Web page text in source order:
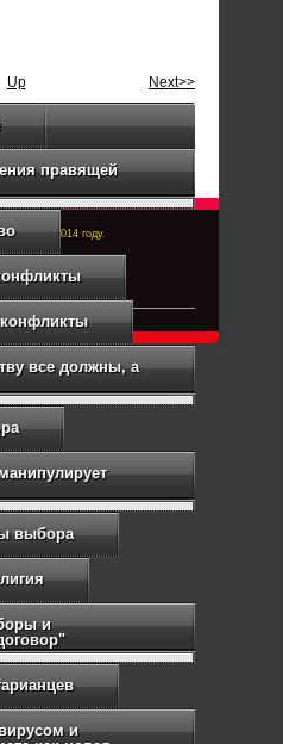
Up Next>>
правящей
все должны, а
выбора
и
и
в 2014 году.